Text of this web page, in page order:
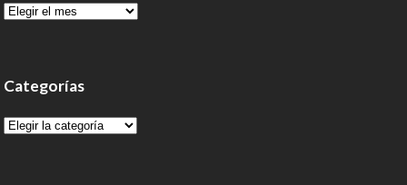
Archivo
Categorías
Categorías